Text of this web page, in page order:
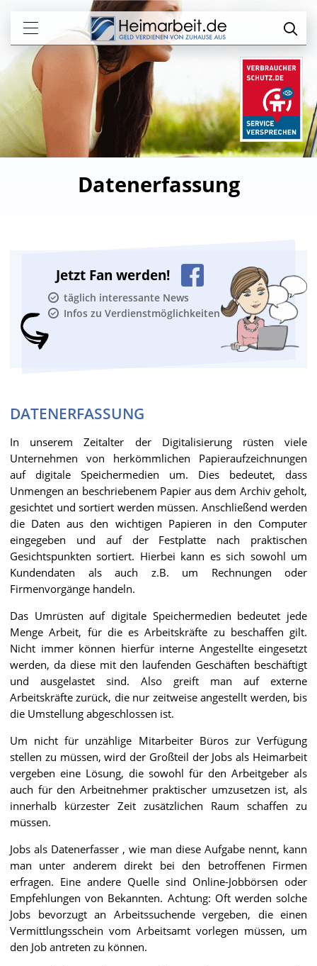
Datenerfassung
Jetzt Fan werden!
täglich interessante News
Infos zu Verdienstmöglichkeiten
DATENERFASSUNG
In unserem Zeitalter der Digitalisierung rüsten viele
Unternehmen von herkömmlichen Papieraufzeichnungen
auf digitale Speichermedien um. Dies bedeutet, dass
Unmengen an beschriebenem Papier aus dem Archiv geholt,
gesichtet und sortiert werden müssen. Anschließend werden
die Daten aus den wichtigen Papieren in den Computer
eingegeben und auf der Festplatte nach praktischen
Gesichtspunkten sortiert. Hierbei kann es sich sowohl um
Kundendaten als auch z.B. um Rechnungen oder
Firmenvorgänge handeln.
Das Umrüsten auf digitale Speichermedien bedeutet jede
Menge Arbeit, für die es Arbeitskräfte zu beschaffen gilt.
Nicht immer können hierfür interne Angestellte eingesetzt
werden, da diese mit den laufenden Geschäften beschäftigt
und ausgelastet sind. Also greift man auf externe
Arbeitskräfte zurück, die nur zeitweise angestellt werden, bis
die Umstellung abgeschlossen ist.
Um nicht für unzählige Mitarbeiter Büros zur Verfügung
stellen zu müssen, wird der Großteil der Jobs als Heimarbeit
vergeben eine Lösung, die sowohl für den Arbeitgeber als
auch für den Arbeitnehmer praktischer umzusetzen ist, als
innerhalb kürzester Zeit zusätzlichen Raum schaffen zu
müssen.
Jobs als Datenerfasser , wie man diese Aufgabe nennt, kann
man unter anderem direkt bei den betroffenen Firmen
erfragen. Eine andere Quelle sind Online-Jobbörsen oder
Empfehlungen von Bekannten. Achtung: Oft werden solche
Jobs bevorzugt an Arbeitssuchende vergeben, die einen
Vermittlungsschein vom Arbeitsamt vorlegen müssen, um
den Job antreten zu können.